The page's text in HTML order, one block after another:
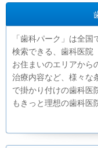
「歯科パーク」は全
検索できる、歯科医院
お住まいのエリアから
治療内容など、様々な
で掛かり付けの歯科医
もきっと理想の歯科医